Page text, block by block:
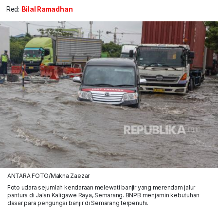
Red: Bilal Ramadhan
ANTARA FOTO/Makna Zaezar
Foto udara sejumlah kendaraan melewati banjir yang merendam jalur
pantura di Jalan Kaligawe Raya, Semarang. BNPB menjamin kebutuhan
dasar para pengungsi banjir di Semarang terpenuhi.